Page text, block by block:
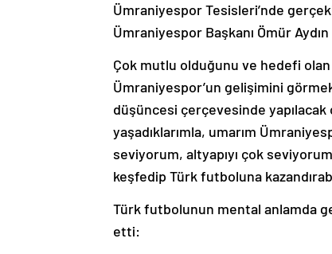
Ümraniyespor Tesisleri’nde
Ümraniyespor Başkanı Ömür
Çok mutlu olduğunu ve hedefi
Ümraniyespor’un gelişimini
düşüncesi çerçevesinde
yaşadıklarımla, umarım
seviyorum, altyapıyı çok
keşfedip Türk futboluna
Türk futbolunun mental anlamda
etti: